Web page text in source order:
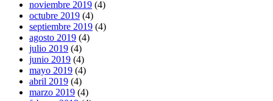
noviembre 2019 (4)
octubre 2019 (4)
septiembre 2019 (4)
agosto 2019 (4)
julio 2019 (4)
junio 2019 (4)
mayo 2019 (4)
abril 2019 (4)
marzo 2019 (4)